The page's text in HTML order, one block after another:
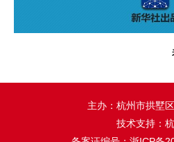
主办：杭州市拱墅
技术支持：